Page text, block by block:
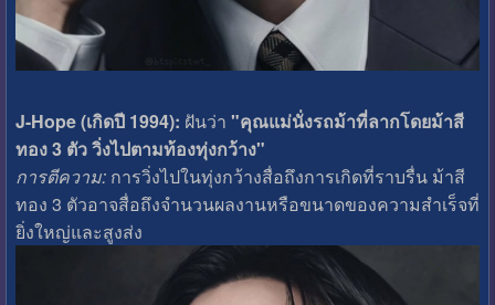
J-Hope (เกิดปี 1994): ฝันว่า "คุณแม่นั่งรถม้าที่ลากโดยม้าสี
ทอง 3 ตัว วิ่งไปตามท้องทุ่งกว้าง"
การตีความ:การวิ่งไปในทุ่งกว้างสื่อถึงการเกิดที่ราบรื่น ม้าสี
ทอง 3 ตัวอาจสื่อถึงจำนวนผลงานหรือขนาดของความสำเร็จที่
ยิ่งใหญ่และสูงส่ง